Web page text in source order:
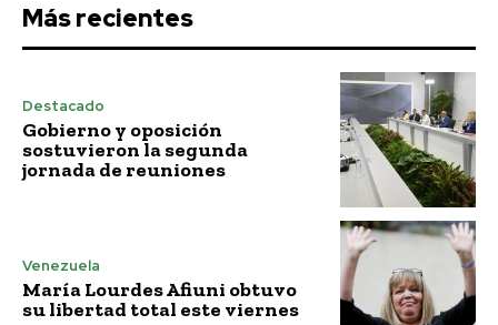
Más recientes
Destacado
Gobierno y oposición
sostuvieron la segunda
jornada de reuniones
Venezuela
María Lourdes Afiuni obtuvo
su libertad total este viernes